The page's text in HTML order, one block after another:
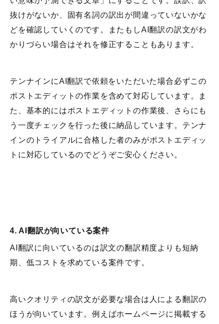
抜けがないか、固有名詞の訳出が間違っていないかな
どを確認していくのです。またもしAI翻訳の訳文がわ
かりづらい場合はそれを修正することもあります。
テンナインにAI翻訳で依頼をいただいた場合必ずこの
ポストエディットの作業を含めて対応しています。ま
た、基本的にはポストエディットの作業後、さらにも
う一度チェックを行った後に納品しています。テンナ
インのトライアルに合格した者のみがポストエディッ
トに対応しているのでどうぞご安心ください。
4. AI翻訳が向いている案件
AI翻訳に向いているのは訳文の翻訳精度よりも短納
期、低コストを求めている案件です。
高いクオリティの訳文が必要な場合は人による翻訳の
ほうが向いています。例えばホームページに掲載する